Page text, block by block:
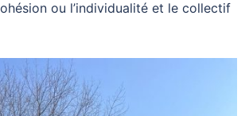
ou l’individualité et le collectif